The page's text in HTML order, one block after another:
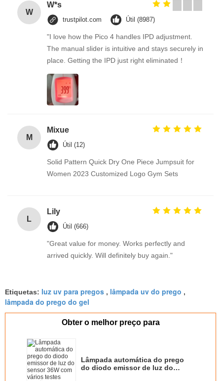
W
W*s
trustpilot.com Útil (8987)
"I love how the Pico 4 handles IPD adjustment.
The manual slider is intuitive and stays securely in
place. Getting the IPD just right eliminated！
M
Mixue
Útil (12)
Solid Pattern Quick Dry One Piece Jumpsuit for
Women 2023 Customized Logo Gym Sets
L
Lily
Útil (666)
"Great value for money. Works perfectly and
arrived quickly. Will definitely buy again."
Etiquetas: luz uv para pregos , lâmpada uv do prego ,
lâmpada do prego do gel
Obter o melhor preço para
Lâmpada automática do prego
do diodo emissor de luz do